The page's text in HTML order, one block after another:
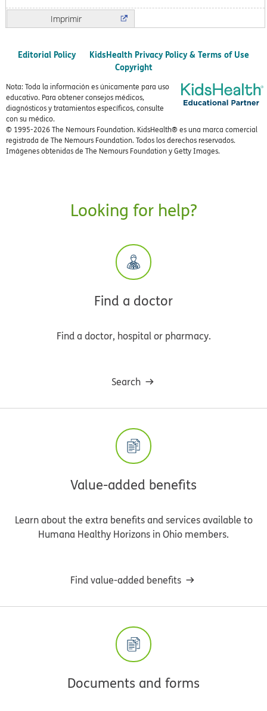
Imprimir
Editorial Policy
KidsHealth Privacy Policy & Terms of Use
Copyright
Nota: Toda la información es únicamente para uso
educativo. Para obtener consejos médicos,
diagnósticos y tratamientos específicos, consulte
con su médico.
© 1995-2026 The Nemours Foundation. KidsHealth® es una marca comercial
registrada de The Nemours Foundation. Todos los derechos reservados.
Imágenes obtenidas de The Nemours Foundation y Getty Images.
Looking for help?
Find a doctor
Find a doctor, hospital or pharmacy.
Search
Value-added benefits
Learn about the extra benefits and services available to
Humana Healthy Horizons in Ohio members.
Find value-added benefits
Documents and forms